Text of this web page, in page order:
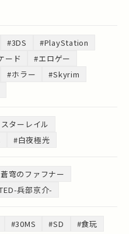
#3DS
#PlayStation
ード
#エロゲー
#ホラー
#Skyrim
ターレイル
#白夜極光
穹のファフナー
兵部京介-
#30MS #SD #食玩